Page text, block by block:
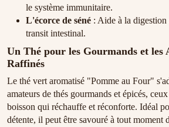
le système immunitaire.
L'écorce de séné : Aide à la
transit intestinal.
Un Thé pour les Gourmands et les
Raffinés
Le thé vert aromatisé "Pomme au Four"
amateurs de thés gourmands et épicés,
boisson qui réchauffe et réconforte. Idéal
détente, il peut être savouré à tout moment